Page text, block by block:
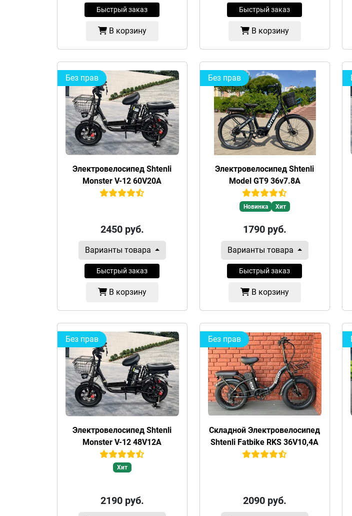
Быстрый заказ
В корзину
Быстрый заказ
В корзину
Без прав
Электровелосипед Shtenli
Monster V-12 60V20A
2450руб.
Варианты товара
Быстрый заказ
В корзину
Без прав
Электровелосипед Shtenli
Model GT9 36v7.8А
Новинка Хит
1790руб.
Варианты товара
Быстрый заказ
В корзину
Без прав
Электровелосипед Shtenli
Monster V-12 48V12A
Хит
2190руб.
Без прав
Складной Электровелосипед
Shtenli Fatbike RKS 36V10,4А
2090руб.